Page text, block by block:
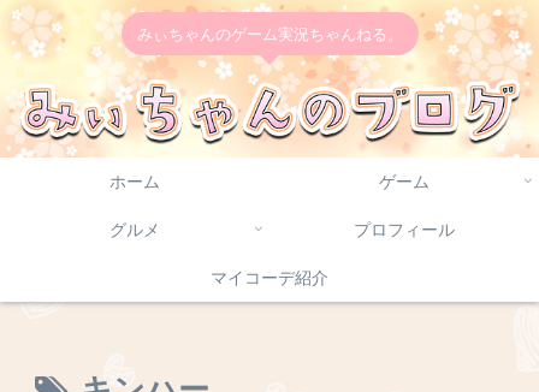
みぃちゃんのゲーム実況ちゃんねる。
ホーム ゲーム
グルメ プロフィール
マイコーデ紹介